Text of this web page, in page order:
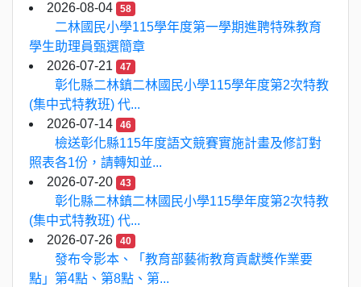
2026-08-04
58
二林國民小學115學年度第一學期進聘特殊教育
學生助理員甄選簡章
2026-07-21
47
彰化縣二林鎮二林國民小學115學年度第2次特教
(集中式特教班) 代...
2026-07-14
46
檢送彰化縣115年度語文競賽實施計畫及修訂對
照表各1份，請轉知並...
2026-07-20
43
彰化縣二林鎮二林國民小學115學年度第2次特教
(集中式特教班) 代...
2026-07-26
40
發布令影本、「教育部藝術教育貢獻獎作業要
點」第4點、第8點、第...